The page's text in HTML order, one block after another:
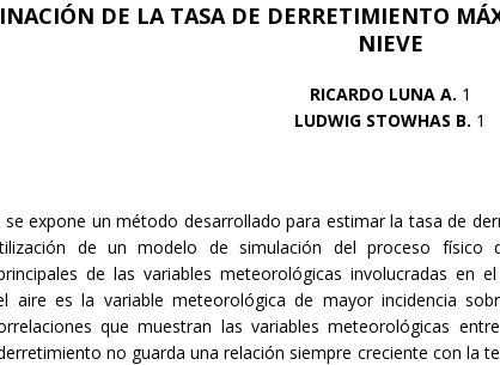
DE LA TASA DE DERRETIMIENTO
NIEVE
RICARDO LUNA A. 1
LUDWIG STOWHAS B. 1
expone un método desarrollado para estimar la tasa de
de un modelo de simulación del proceso físico
de las variables meteorológicas involucradas en
aire es la variable meteorológica de mayor incidencia
que muestran las variables meteorológicas
no guarda una relación siempre creciente con la